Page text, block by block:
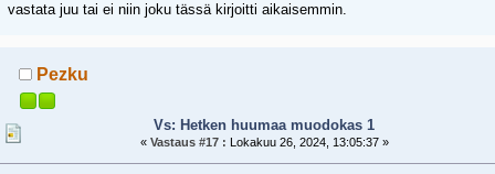
vastata juu tai ei niin joku tässä kirjoitti aikaisemmin.
Pezku
Vs: Hetken huumaa muodokas 1
« Vastaus #17 : Lokakuu 26, 2024, 13:05:37 »